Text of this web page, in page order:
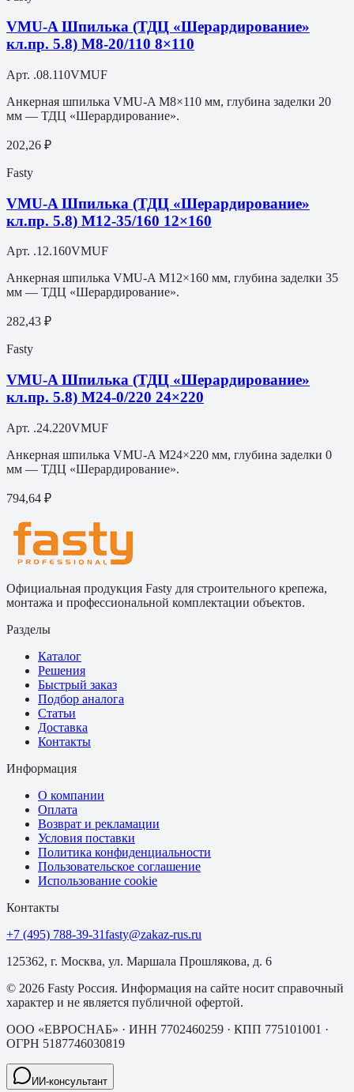
VMU-A Шпилька (ТДЦ «Шерардирование»
кл.пр. 5.8) M8-20/110 8×110
Арт. .08.110VMUF
Анкерная шпилька VMU-A M8×110 мм, глубина заделки 20
мм — ТДЦ «Шерардирование».
202,26 ₽
Fasty
VMU-A Шпилька (ТДЦ «Шерардирование»
кл.пр. 5.8) M12-35/160 12×160
Арт. .12.160VMUF
Анкерная шпилька VMU-A M12×160 мм, глубина заделки 35
мм — ТДЦ «Шерардирование».
282,43 ₽
Fasty
VMU-A Шпилька (ТДЦ «Шерардирование»
кл.пр. 5.8) M24-0/220 24×220
Арт. .24.220VMUF
Анкерная шпилька VMU-A M24×220 мм, глубина заделки 0
мм — ТДЦ «Шерардирование».
794,64 ₽
Официальная продукция Fasty для строительного крепежа,
монтажа и профессиональной комплектации объектов.
Разделы
Каталог
Решения
Быстрый заказ
Подбор аналога
Статьи
Доставка
Контакты
Информация
О компании
Оплата
Возврат и рекламации
Условия поставки
Политика конфиденциальности
Пользовательское соглашение
Использование cookie
Контакты
+7 (495) 788-39-31fasty@zakaz-rus.ru
125362, г. Москва, ул. Маршала Прошлякова, д. 6
© 2026 Fasty Россия. Информация на сайте носит справочный
характер и не является публичной офертой.
ООО «ЕВРОСНАБ» · ИНН 7702460259 · КПП 775101001 ·
ОГРН 5187746030819
ИИ-консультант